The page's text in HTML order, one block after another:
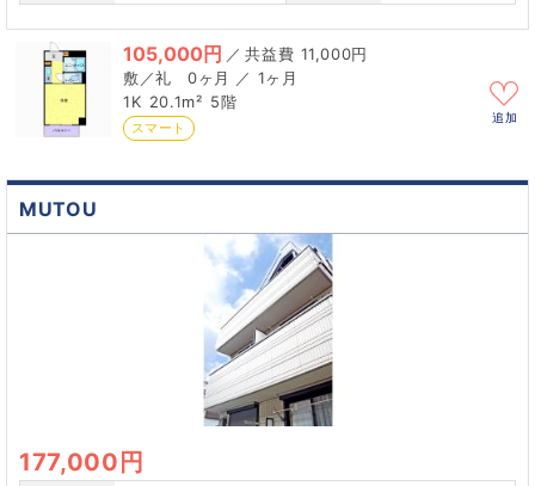
105,000円 ／
11,000円
0ヶ月 ／ 1ヶ月
1K 20.1m² 5階
スマート
追加
MUTOU
177,000円